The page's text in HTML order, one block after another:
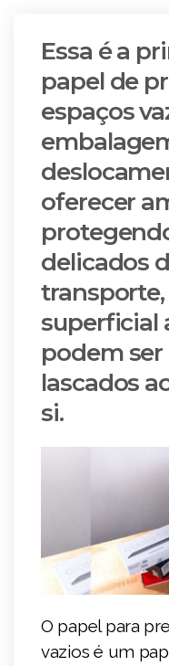
Essa é a
papel de
espaços
oferecer
delicados
superficial
podem
lascados
si.
O papel para
vazios é um